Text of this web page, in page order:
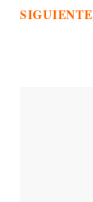
SIGUIENTE